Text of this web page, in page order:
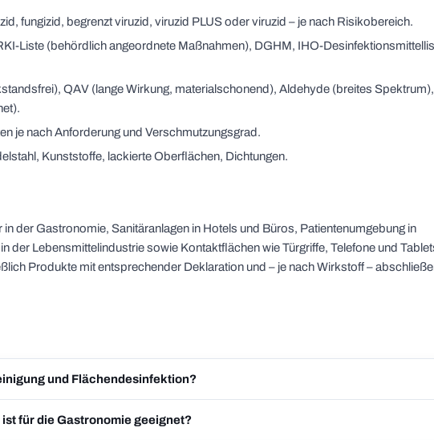
fungizid, begrenzt viruzid, viruzid PLUS oder viruzid – je nach Risikobereich.
Liste (behördlich angeordnete Maßnahmen), DGHM, IHO-
QAV (lange Wirkung, materialschonend), Aldehyde (breites Spektrum),
je nach Anforderung und Verschmutzungsgrad.
Kunststoffe, lackierte Oberflächen, Dichtungen.
der Gastronomie, Sanitäranlagen in Hotels und Büros, Patientenumgebung in
der Lebensmittelindustrie sowie Kontaktflächen wie Türgriffe, Telefone und
Produkte mit entsprechender Deklaration und – je nach Wirkstoff –
und Flächendesinfektion?
für die Gastronomie geeignet?